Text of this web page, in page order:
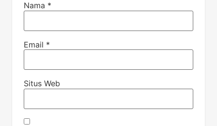
Nama *
Email *
Situs Web